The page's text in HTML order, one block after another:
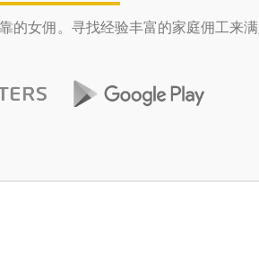
的女佣。寻找经验丰富的家庭佣工来